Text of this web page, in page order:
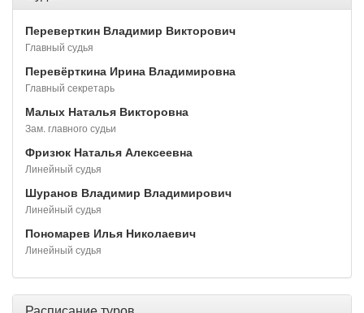
Переверткин Владимир Викторович
Главный судья
Перевёрткина Ирина Владимировна
Главный секретарь
Малых Наталья Викторовна
Зам. главного судьи
Фризюк Наталья Алексеевна
Линейный судья
Шуранов Владимир Владимирович
Линейный судья
Пономарев Илья Николаевич
Линейный судья